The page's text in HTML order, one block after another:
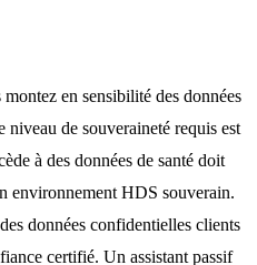
en sensibilité des données
de souveraineté requis est
à des données de santé doit
environnement HDS souverain.
données confidentielles clients
certifié. Un assistant passif